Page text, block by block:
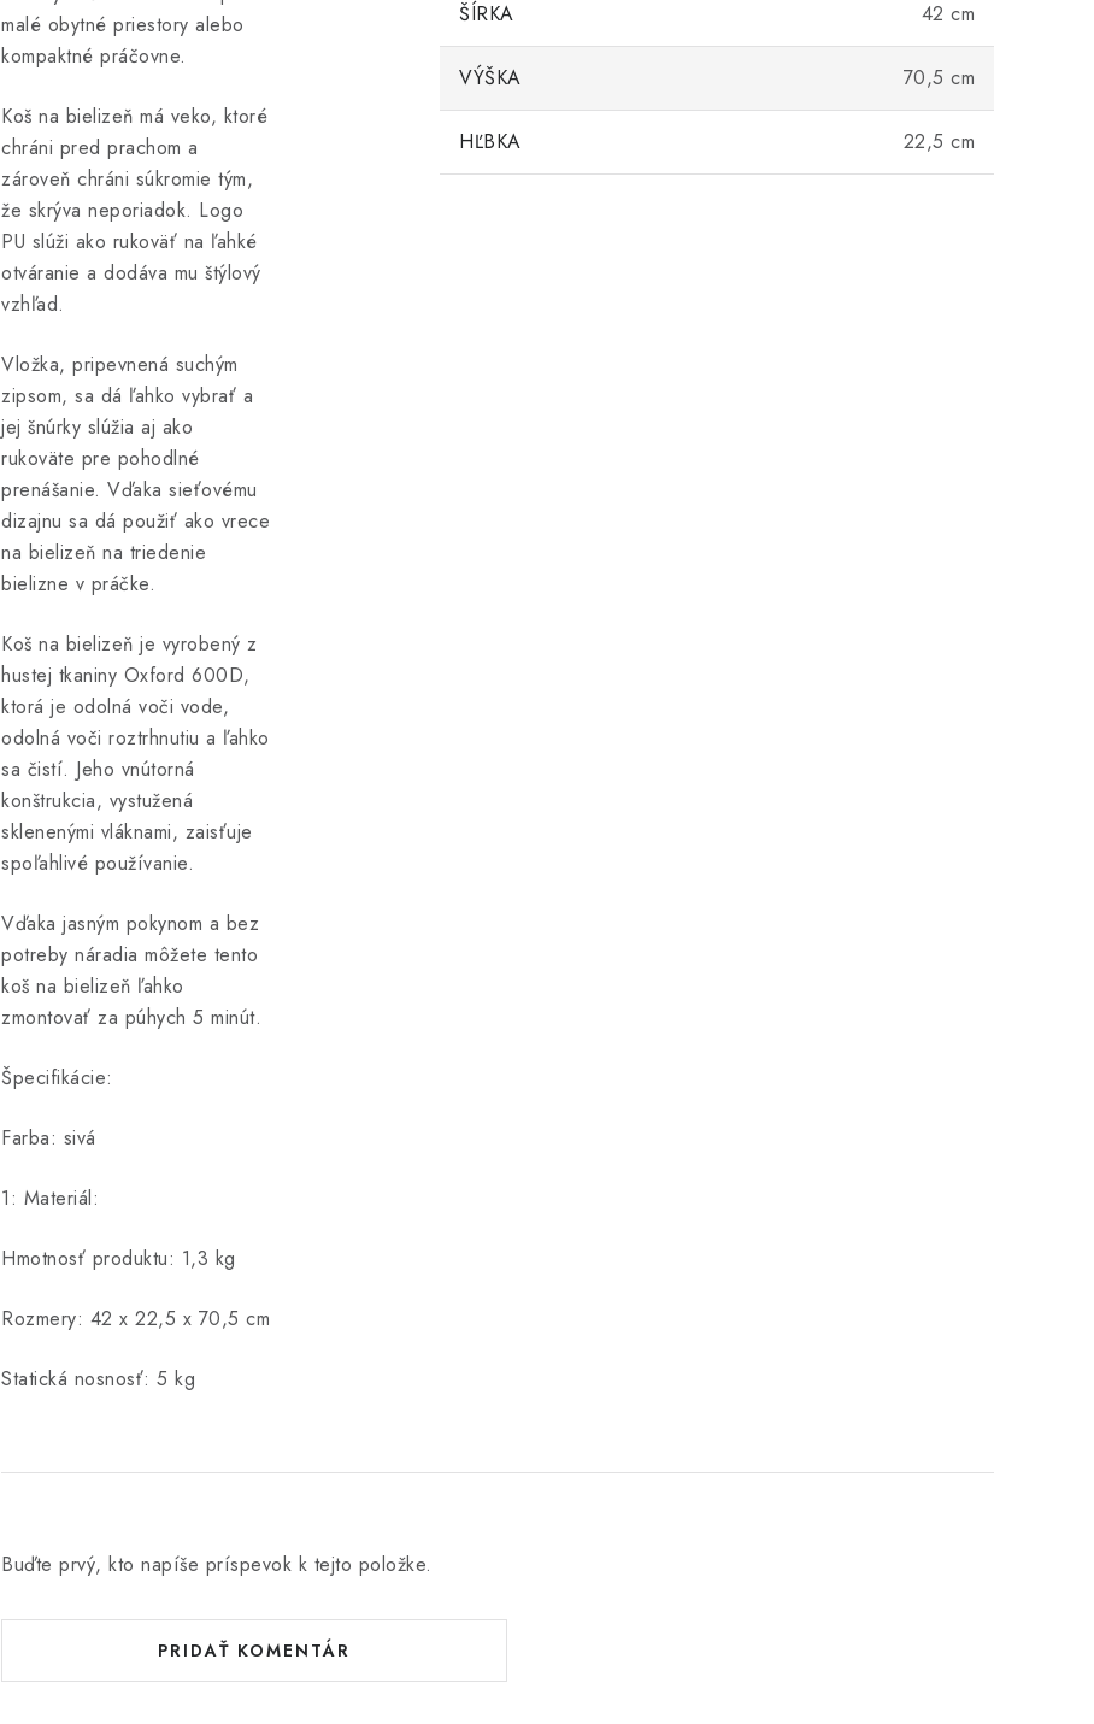
malé obytné priestory alebo
kompaktné práčovne.
Koš na bielizeň má veko, ktoré
chráni pred prachom a
zároveň chráni súkromie tým,
že skrýva neporiadok. Logo
PU slúži ako rukoväť na ľahké
otváranie a dodáva mu štýlový
vzhľad.
Vložka, pripevnená suchým
zipsom, sa dá ľahko vybrať a
jej šnúrky slúžia aj ako
rukoväte pre pohodlné
prenášanie. Vďaka sieťovému
dizajnu sa dá použiť ako vrece
na bielizeň na triedenie
bielizne v práčke.
Koš na bielizeň je vyrobený z
hustej tkaniny Oxford 600D,
ktorá je odolná voči vode,
odolná voči roztrhnutiu a ľahko
sa čistí. Jeho vnútorná
konštrukcia, vystužená
sklenenými vláknami, zaisťuje
spoľahlivé používanie.
Vďaka jasným pokynom a bez
potreby náradia môžete tento
koš na bielizeň ľahko
zmontovať za púhych 5 minút.
Špecifikácie:
Farba: sivá
1: Materiál:
Hmotnosť produktu: 1,3 kg
Rozmery: 42 x 22,5 x 70,5 cm
Statická nosnosť: 5 kg
ŠÍRKA 42 cm
VÝŠKA 70,5 cm
HĽBKA 22,5 cm
Buďte prvý, kto napíše príspevok k tejto položke.
PRIDAŤ KOMENTÁR